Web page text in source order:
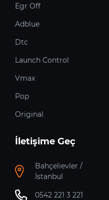
Egr Off
Adblue
Dtc
Launch Control
Vmax
Pop
Original
İletişime Geç
Bahçelievler /
İstanbul
0542 221 3 221